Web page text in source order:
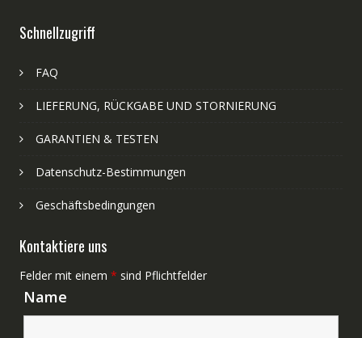
Schnellzugriff
FAQ
LIEFERUNG, RÜCKGABE UND STORNIERUNG
GARANTIEN & TESTEN
Datenschutz-Bestimmungen
Geschäftsbedingungen
Kontaktiere uns
Felder mit einem * sind Pflichtfelder
Name